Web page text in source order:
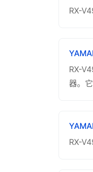
RX-
RX-
器。
RX-